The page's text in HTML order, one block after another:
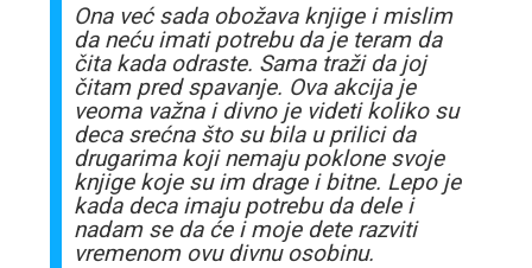
Ona već sada obožava knjige i mislim
da neću imati potrebu da je teram da
čita kada odraste. Sama traži da joj
čitam pred spavanje. Ova akcija je
veoma važna i divno je videti koliko su
deca srećna što su bila u prilici da
drugarima koji nemaju poklone svoje
knjige koje su im drage i bitne. Lepo je
kada deca imaju potrebu da dele i
nadam se da će i moje dete razviti
vremenom ovu divnu osobinu.